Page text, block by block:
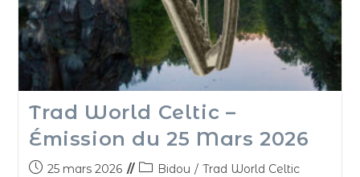
Trad World Celtic –
Émission du 25 Mars 2026
25 mars 2026 Bidou / Trad World Celtic